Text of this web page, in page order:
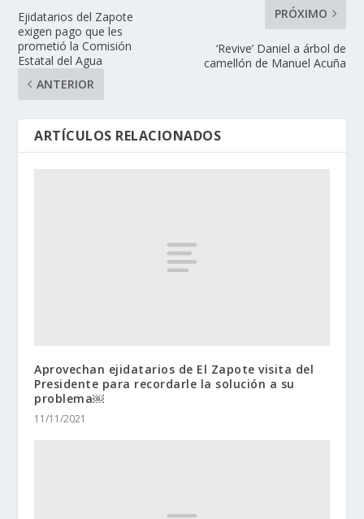
Ejidatarios del Zapote
exigen pago que les
prometió la Comisión
Estatal del Agua
ANTERIOR
PRÓXIMO
‘Revive’ Daniel a árbol de
camellón de Manuel Acuña
ARTÍCULOS RELACIONADOS
Aprovechan ejidatarios de El Zapote visita del
Presidente para recordarle la solución a su
problema￼
11/11/2021